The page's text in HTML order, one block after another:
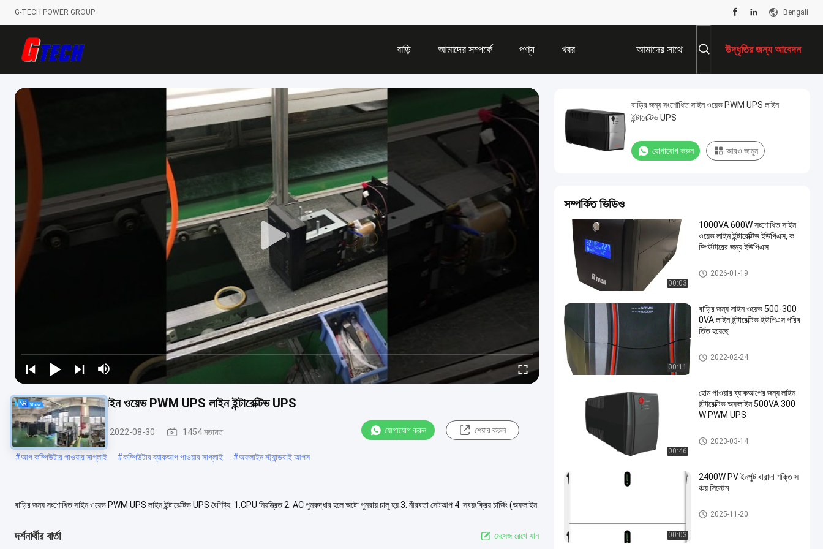
G-TECH POWER GROUP Bengali
বাড়ি আমাদের সম্পর্কে পণ্য খবর আমাদের সাথে
যোগাযোগ করুন
উদ্ধৃতির জন্য আবেদন
বাড়ির জন্য সংশোধিত সাইন ওয়েভ PWM UPS লাইন ইন্টারেক্টিভ UPS
পিডাব্লুএম ইউপিএস 2022-08-30 1454 মতামত যোগাযোগ করুন শেয়ার করুন
#আপ কম্পিউটার পাওয়ার সাপ্লাই #কম্পিউটার ব্যাকআপ পাওয়ার সাপ্লাই #অফলাইন স্ট্যান্ডবাই আপস
বাড়ির জন্য সংশোধিত সাইন ওয়েভ PWM UPS লাইন ইন্টারেক্টিভ UPS বৈশিষ্ট্য: 1.CPU নিয়ন্ত্রিত 2. AC পুনরুদ্ধার হলে অটো পুনরায় চালু হয় 3. নীরবতা সেটআপ 4. স্বয়ংক্রিয় চার্জিং (অফলাইন
দর্শনার্থীর বার্তা মেসেজ রেখে যান
বাড়ির জন্য সংশোধিত সাইন ওয়েভ PWM UPS লাইন
ইন্টারেক্টিভ UPS
যোগাযোগ করুন আরও জানুন
সম্পর্কিত ভিডিও
00:03
1000VA 600W সংশোধিত সাইন
ওয়েভ লাইন ইন্টারেক্টিভ ইউপিএস, ক
ম্পিউটারের জন্য ইউপিএস
পিডাব্লুএম ইউপিএস
2026-01-19
00:11
বাড়ির জন্য সাইন ওয়েভ 500-300
0VA লাইন ইন্টারেক্টিভ ইউপিএস পরিব
র্তিত হয়েছে
পিডাব্লুএম ইউপিএস
2022-02-24
00:46
হোম পাওয়ার ব্যাকআপের জন্য লাইন
ইন্টারেক্টিভ অফলাইন 500VA 300
W PWM UPS
পিডাব্লুএম ইউপিএস
2023-03-14
00:03
2400W PV ইনপুট বারান্দা শক্তি স
ঞ্চয় সিস্টেম
জি টেক ইউপিএস
2025-11-20